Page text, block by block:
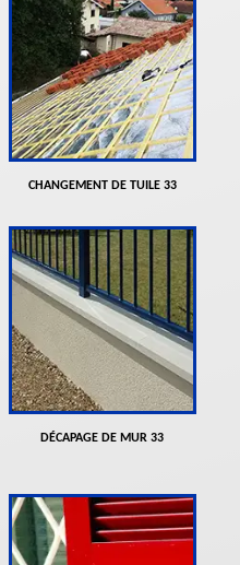
CHANGEMENT DE TUILE 33
DÉCAPAGE DE MUR 33